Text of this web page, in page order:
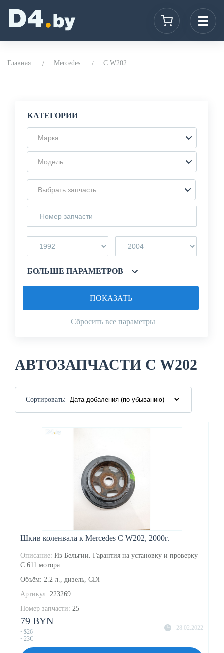
Главная Mercedes C W202
КАТЕГОРИИ
Марка
Модель
Выбрать запчасть
БОЛЬШЕ ПАРАМЕТРОВ
Сбросить все параметры
ПОКАЗАТЬ
АВТОЗАПЧАСТИ C W202
Сортировать:
Шкив коленвала к Mercedes C W202, 2000г.
Описание: Из Бельгии. Гарантия на установку и проверку
С 611 мотора ..
Объём: 2.2 л., дизель, CDi
Артикул: 223269
Номер запчасти: 25
28.02.2022
79 BYN
~$26
~23€